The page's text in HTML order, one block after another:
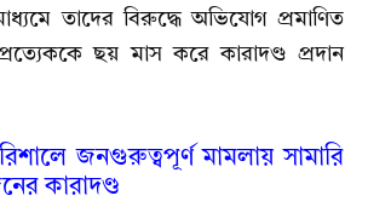
মাধ্যমে তাদের বিরুদ্ধে অভিযোগ প্রমাণিত
ছয় মাস করে কারাদণ্ড প্রদান
জনগুরুত্বপূর্ণ মামলায় সামারি
কারাদণ্ড